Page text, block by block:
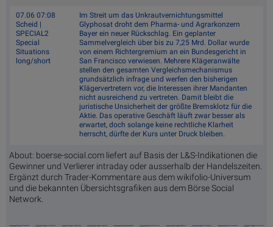
07.06 07:08
Scheid |
SPECIAL2
Special
Situations
long/short
Im Streit um das Unkrautvernichtungsmittel
Glyphosat droht dem Pharma- und Agrarkonzern
Bayer ein neuer Rückschlag. Ein geplanter
Sammelvergleich über bis zu 7,25 Mrd. Dollar wurde
von einem Richtergremium an ein Bundesgericht in
San Francisco verwiesen. Mehrere Klägeranwälte
stellen den gesamten Vergleichsmechanismus
grundsätzlich infrage und werfen den bisherigen
Klägervertretern vor, die Interessen ihrer Mandanten
nicht ausreichend zu vertreten. Damit bleibt die
juristische Unsicherheit der größte Bremsklotz für die
Aktie. Das operative Geschäft läuft zwar besser als
erwartet, doch solange keine rechtliche Klarheit
herrscht, dürfte der Kurs unter Druck bleiben.
About: boerse-social.com liefert auf Basis der L&S-Indikationen die
Gewinner und Verlierer intraday oder ausserhalb der Handelszeiten.
Ergänzt durch Trader-Kommentare aus dem wikifolio-Universum
und die bekannten Übersichtsgrafiken aus dem Börse Social
Network.